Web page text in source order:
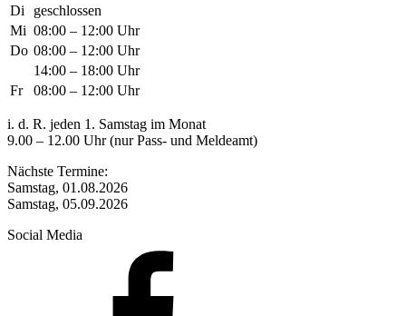
Di
geschlossen
Mi 08:00 – 12:00 Uhr
Do 08:00 – 12:00 Uhr
14:00 – 18:00 Uhr
Fr
08:00 – 12:00 Uhr
i. d. R. jeden 1. Samstag im Monat
9.00 – 12.00 Uhr (nur Pass- und Meldeamt)
Nächste Termine:
Samstag, 01.08.2026
Samstag, 05.09.2026
Social Media